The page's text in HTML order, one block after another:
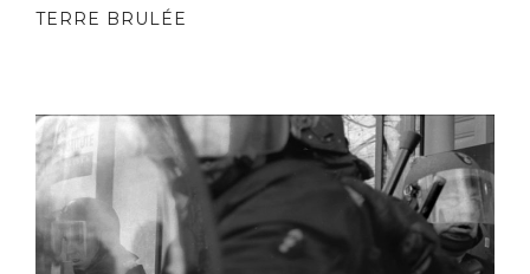
TERRE BRULÉE